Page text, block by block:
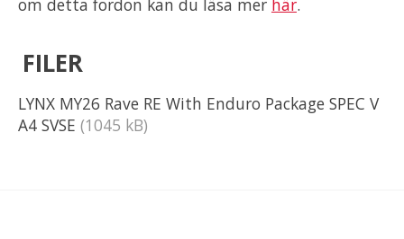
om detta fordon kan du läsa mer här.
FILER
LYNX MY26 Rave RE With Enduro Package SPEC V
A4 SVSE (1045 kB)